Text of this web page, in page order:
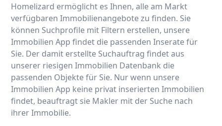
Homelizard ermöglicht es Ihnen, alle am Markt
verfügbaren Immobilienangebote zu finden. Sie
können Suchprofile mit Filtern erstellen, unsere
Immobilien App findet die passenden Inserate für
Sie. Der damit erstellte Suchauftrag findet aus
unserer riesigen Immobilien Datenbank die
passenden Objekte für Sie. Nur wenn unsere
Immobilien App keine privat inserierten Immobilien
findet, beauftragt sie Makler mit der Suche nach
ihrer Immobilie.